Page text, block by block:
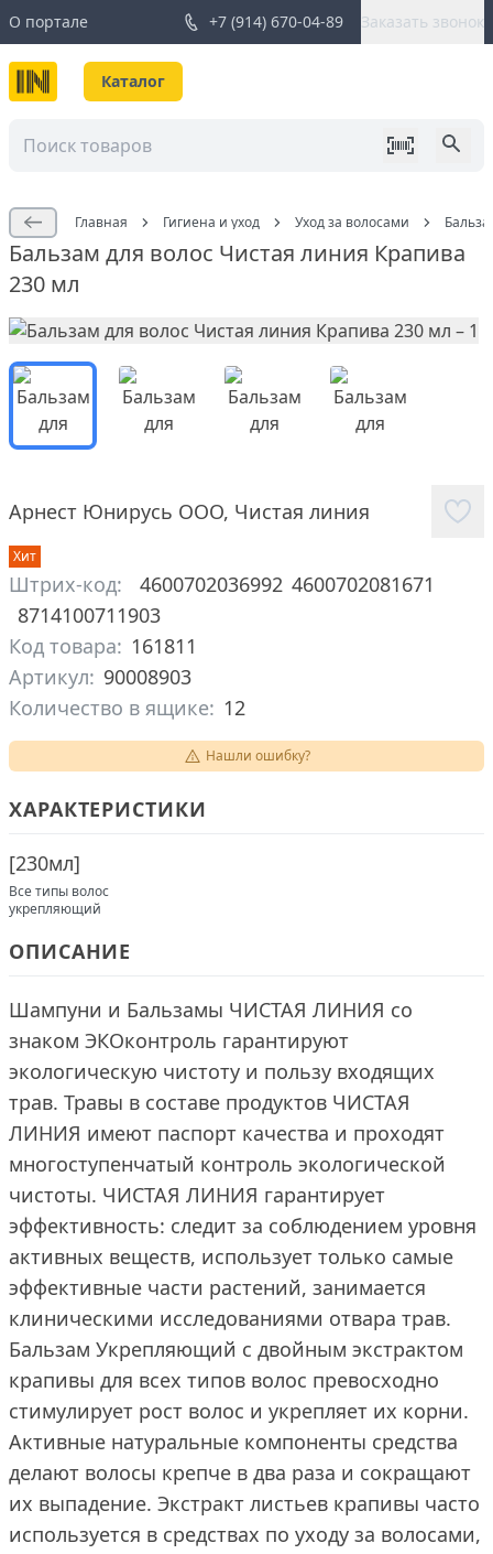
О портале +7 (914) 670-04-89 Заказать звонок
Каталог
Главная Гигиена и уход Уход за волосами
Бальзам для волос Чистая линия Крапива
230 мл
Арнест Юнирусь ООО, Чистая линия
Хит
Штрих-код: 4600702036992 4600702081671
8714100711903
Код товара: 161811
Артикул: 90008903
Количество в ящике: 12
Нашли ошибку?
ХАРАКТЕРИСТИКИ
[230мл]
Все типы волос
укрепляющий
ОПИСАНИЕ
Шампуни и Бальзамы ЧИСТАЯ ЛИНИЯ со
знаком ЭКОконтроль гарантируют
экологическую чистоту и пользу входящих
трав. Травы в составе продуктов ЧИСТАЯ
ЛИНИЯ имеют паспорт качества и проходят
многоступенчатый контроль экологической
чистоты. ЧИСТАЯ ЛИНИЯ гарантирует
эффективность: следит за соблюдением уровня
активных веществ, использует только самые
эффективные части растений, занимается
клиническими исследованиями отвара трав.
Бальзам Укрепляющий с двойным экстрактом
крапивы для всех типов волос превосходно
стимулирует рост волос и укрепляет их корни.
Активные натуральные компоненты средства
делают волосы крепче в два раза и сокращают
их выпадение. Экстракт листьев крапивы часто
используется в средствах по уходу за волосами,